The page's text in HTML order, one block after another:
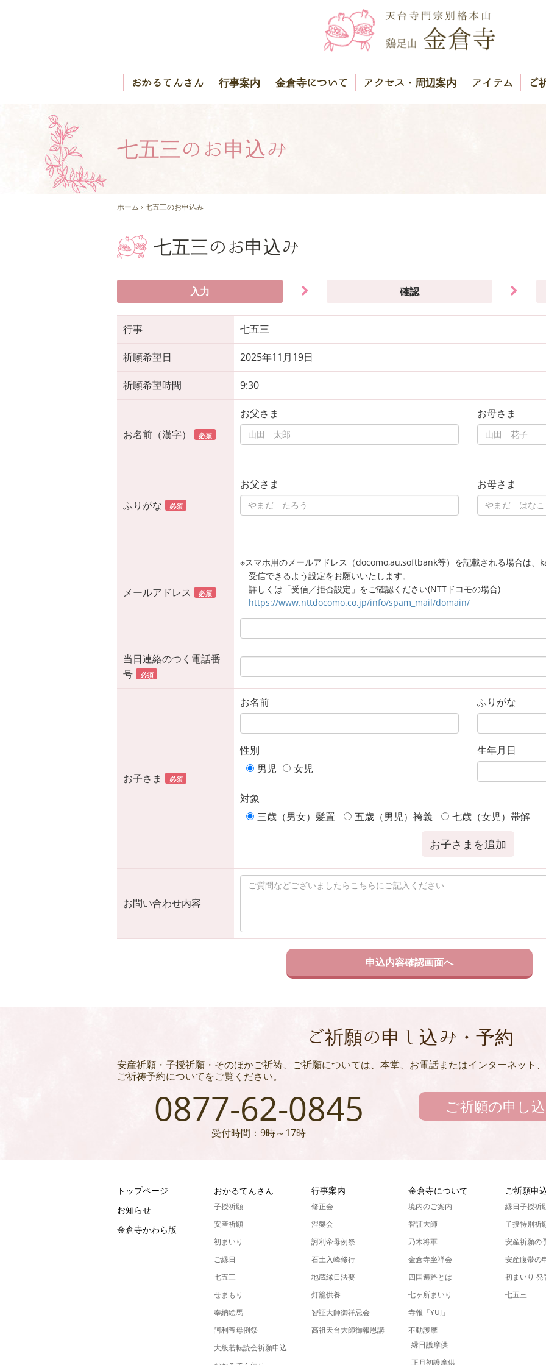
おかるてんさん 行事案内 金倉寺について アクセス・周辺案内 アイテム ご
七五三のお申込み
ホーム › 七五三のお申込み
七五三のお申込み
入力 確認
行事 七五三
祈願希望日 2025年11月19日
祈願希望時間 9:30
お名前（漢字） 必須
お父さま お母さま
ふりがな 必須
お父さま お母さま
メールアドレス 必須
※スマホ用のメールアドレス（docomo,au,softbank等）を記載される場合は
受信できるよう設定をお願いいたします。
詳しくは「受信／拒否設定」をご確認ください(NTTドコモの場合)
https://www.nttdocomo.co.jp/info/spam_mail/domain/
当日連絡のつく電話番
号
必須
お子さま 必須
お名前 ふりがな
性別
男児
女児
生年月日
対象
三歳（男女）髪置
五歳（男児）袴義 七歳（女児）帯解
お子さまを追加
お問い合わせ内容
ご祈願の申し込み・予約
安産祈願・子授祈願・そのほかご祈祷、ご祈願については、本堂、お電話またはインターネット
ご祈祷予約についてをご覧ください。
0877-62-0845
受付時間：9時～17時
ご祈願の申し
トップページ
お知らせ
金倉寺かわら版
おかるてんさん
子授祈願
安産祈願
初まいり
ご縁日
七五三
せまもり
奉納絵馬
訶利帝母例祭
大般若転読会祈願申込
行事案内
修正会
涅槃会
訶利帝母例祭
石土入峰修行
地蔵縁日法要
灯籠供養
智証大師御祥忌会
高祖天台大師御報恩講
金倉寺について
境内のご案内
智証大師
乃木将軍
金倉寺坐禅会
四国遍路とは
七ヶ所まいり
寺報「YUJ」
不動護摩
縁日護摩供
正月初護摩供
ご祈願申
縁日子授祈
子授特別祈
安産祈願の
安産腹帯の
初まいり
七五三